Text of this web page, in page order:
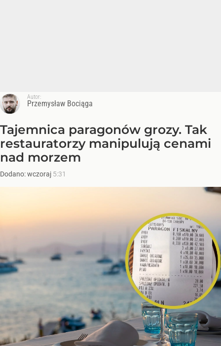
Autor:
Przemysław Bociąga
Tajemnica paragonów grozy. Tak
restauratorzy manipulują cenami
nad morzem
Dodano:wczoraj 5:31